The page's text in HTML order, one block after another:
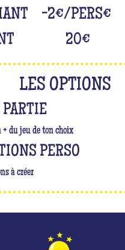
-2€/PERS€
20€
LES OPTIONS
du jeu de ton choix
PERSO
à créer